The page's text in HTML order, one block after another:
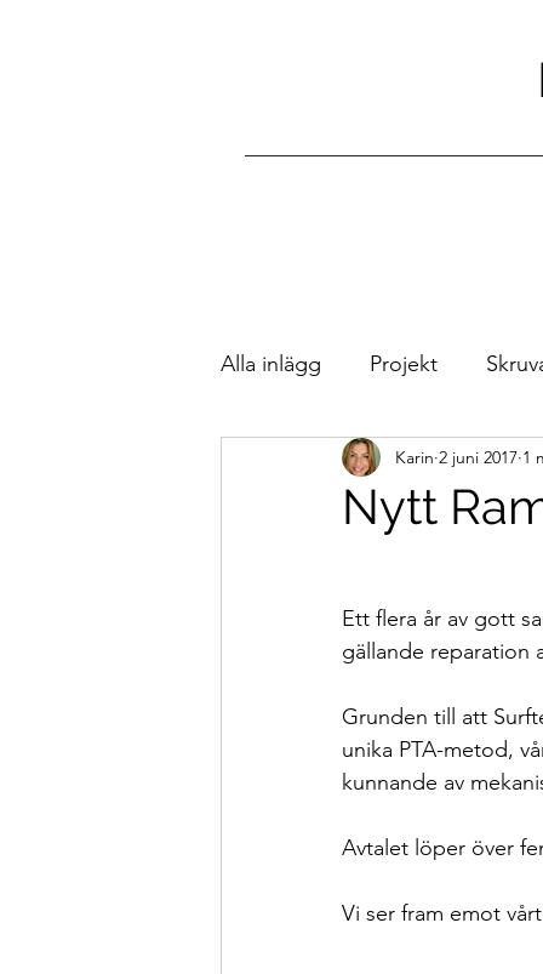
Alla inlägg Projekt
Trevliga Möten OxiFree
Nytt
Karin 2 juni 2017 1
Ett flera år av gott
gällande reparation
Grunden till att
unika PTA-metod,
kunnande av
Avtalet löper över
Vi ser fram emot